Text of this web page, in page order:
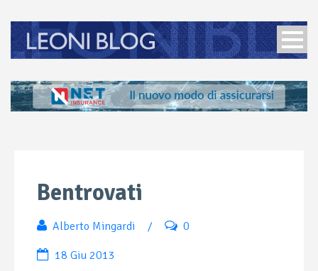
Bentrovati
Alberto Mingardi / 0
18 Giu 2013